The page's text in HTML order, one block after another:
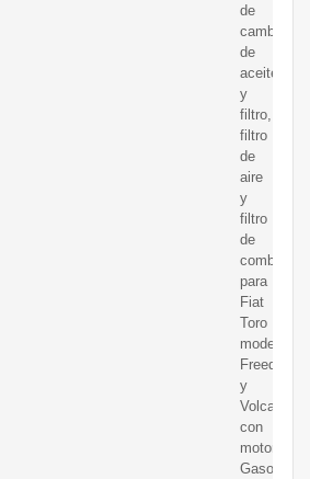
de
cambio
de
aceite
y
filtro,
filtro
de
aire
y
filtro
de
para
Fiat
Toro
modelos
Freedom
y
Volcano
con
motor
Gasolera